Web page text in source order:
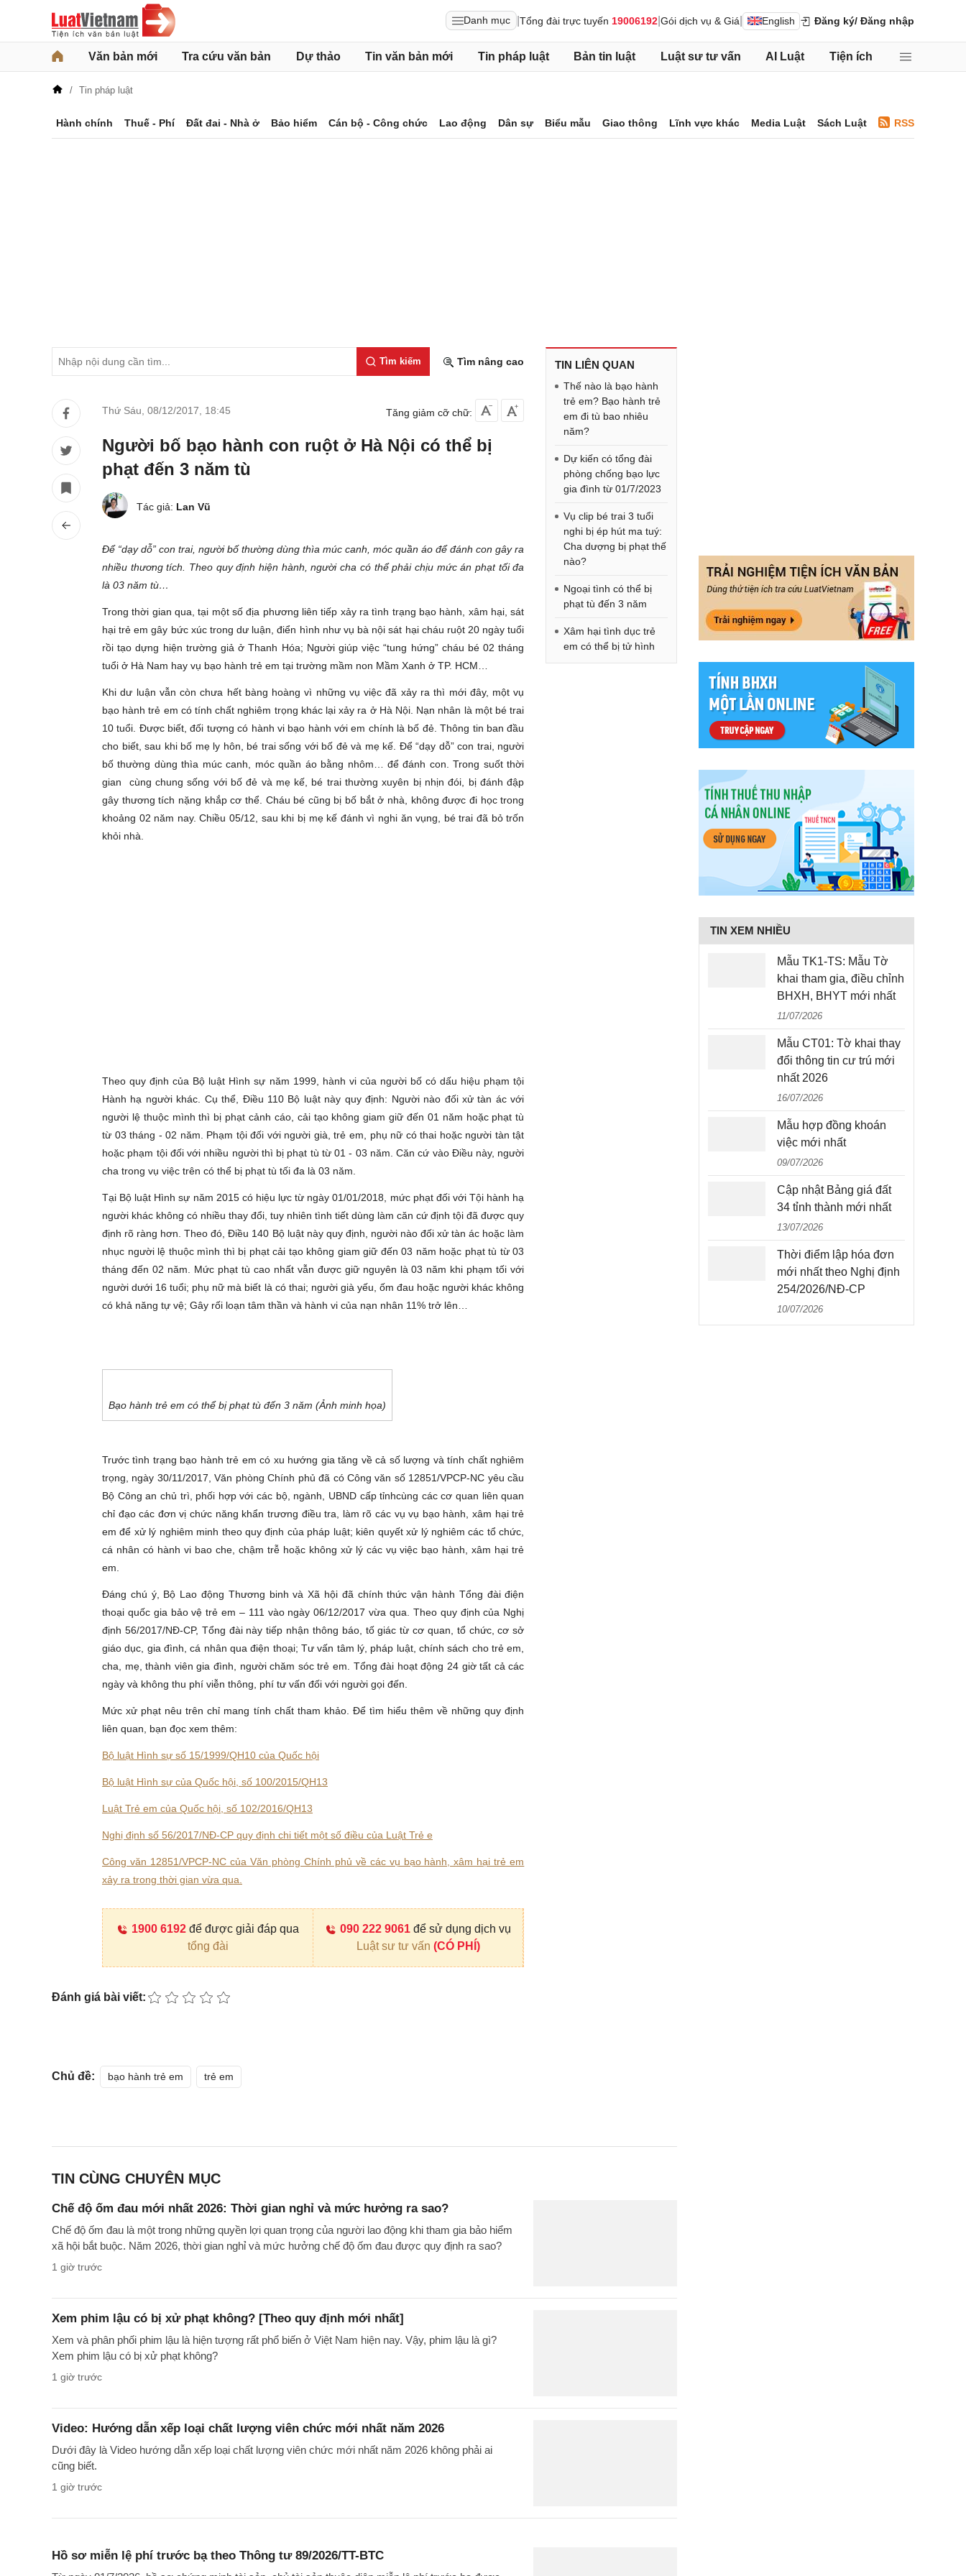
Danh mục Tổng đài trực tuyến 19006192 Gói dịch vụ & Giá English Đăng ký/ Đăng nhập
Văn bản mới Tra cứu văn bản Dự thảo Tin văn bản mới Tin pháp luật Bản tin luật Luật sư tư vấn AI Luật Tiện ích
Tin pháp luật
Hành chính Thuế - Phí Đất đai - Nhà ở Bảo hiểm Cán bộ - Công chức Lao động Dân sự Biểu mẫu Giao thông Lĩnh vực khác Media Luật Sách Luật RSS
Tìm kiếm Tìm nâng cao
Thứ Sáu, 08/12/2017 18:45 Tăng giảm cỡ chữ:
Người bố bạo hành con ruột ở Hà Nội có thể bị
phạt đến 3 năm tù
Tác giả: Lan Vũ
Để “dạy dỗ” con trai, người bố thường dùng thìa múc canh, móc quần áo để đánh con gây ra
nhiều thương tích. Theo quy định hiện hành, người cha có thể phải chịu mức án phạt tối đa
là 03 năm tù…
Trong thời gian qua, tại một số địa phương liên tiếp xảy ra tình trạng bạo hành, xâm hại, sát
hại trẻ em gây bức xúc trong dư luận, điển hình như vụ bà nội sát hại cháu ruột 20 ngày tuổi
rồi tạo dựng hiện trường giả ở Thanh Hóa; Người giúp việc “tung hứng” cháu bé 02 tháng
tuổi ở Hà Nam hay vụ bạo hành trẻ em tại trường mầm non Mầm Xanh ở TP. HCM…
Khi dư luận vẫn còn chưa hết bàng hoàng vì những vụ việc đã xảy ra thì mới đây, một vụ
bạo hành trẻ em có tính chất nghiêm trọng khác lại xảy ra ở Hà Nội. Nạn nhân là một bé trai
10 tuổi. Được biết, đối tượng có hành vi bạo hành với em chính là bố đẻ. Thông tin ban đầu
cho biết, sau khi bố mẹ ly hôn, bé trai sống với bố đẻ và mẹ kế. Để “dạy dỗ” con trai, người
bố thường dùng thìa múc canh, móc quần áo bằng nhôm… để đánh con. Trong suốt thời
gian cùng chung sống với bố đẻ và mẹ kế, bé trai thường xuyên bị nhịn đói, bị đánh đập
gây thương tích nặng khắp cơ thể. Cháu bé cũng bị bố bắt ở nhà, không được đi học trong
khoảng 02 năm nay. Chiều 05/12, sau khi bị mẹ kế đánh vì nghi ăn vụng, bé trai đã bỏ trốn
khỏi nhà.
Theo quy định của Bộ luật Hình sự năm 1999, hành vi của người bố có dấu hiệu phạm tội
Hành hạ người khác. Cụ thể, Điều 110 Bộ luật này quy định: Người nào đối xử tàn ác với
người lệ thuộc mình thì bị phạt cảnh cáo, cải tạo không giam giữ đến 01 năm hoặc phạt tù
từ 03 tháng - 02 năm. Phạm tội đối với người già, trẻ em, phụ nữ có thai hoặc người tàn tật
hoặc phạm tội đối với nhiều người thì bị phạt tù từ 01 - 03 năm. Căn cứ vào Điều này, người
cha trong vụ việc trên có thể bị phạt tù tối đa là 03 năm.
Tại Bộ luật Hình sự năm 2015 có hiệu lực từ ngày 01/01/2018, mức phạt đối với Tội hành hạ
người khác không có nhiều thay đổi, tuy nhiên tình tiết dùng làm căn cứ định tội đã được quy
định rõ ràng hơn. Theo đó, Điều 140 Bộ luật này quy định, người nào đối xử tàn ác hoặc làm
nhục người lệ thuộc mình thì bị phạt cải tạo không giam giữ đến 03 năm hoặc phạt tù từ 03
tháng đến 02 năm. Mức phạt tù cao nhất vẫn được giữ nguyên là 03 năm khi phạm tối với
người dưới 16 tuổi; phụ nữ mà biết là có thai; người già yếu, ốm đau hoặc người khác không
có khả năng tự vệ; Gây rối loạn tâm thần và hành vi của nạn nhân 11% trở lên…
Bạo hành trẻ em có thể bị phạt tù đến 3 năm (Ảnh minh họa)
Trước tình trạng bạo hành trẻ em có xu hướng gia tăng về cả số lượng và tính chất nghiêm
trọng, ngày 30/11/2017, Văn phòng Chính phủ đã có Công văn số 12851/VPCP-NC yêu cầu
Bộ Công an chủ trì, phối hợp với các bộ, ngành, UBND cấp tỉnhcùng các cơ quan liên quan
chỉ đạo các đơn vị chức năng khẩn trương điều tra, làm rõ các vụ vụ bạo hành, xâm hại trẻ
em để xử lý nghiêm minh theo quy định của pháp luật; kiên quyết xử lý nghiêm các tổ chức,
cá nhân có hành vi bao che, chậm trễ hoặc không xử lý các vụ việc bạo hành, xâm hại trẻ
em.
Đáng chú ý, Bộ Lao động Thương binh và Xã hội đã chính thức vận hành Tổng đài điện
thoại quốc gia bảo vệ trẻ em – 111 vào ngày 06/12/2017 vừa qua. Theo quy định của Nghị
định 56/2017/NĐ-CP, Tổng đài này tiếp nhận thông báo, tố giác từ cơ quan, tổ chức, cơ sở
giáo dục, gia đình, cá nhân qua điện thoại; Tư vấn tâm lý, pháp luật, chính sách cho trẻ em,
cha, mẹ, thành viên gia đình, người chăm sóc trẻ em. Tổng đài hoạt động 24 giờ tất cả các
ngày và không thu phí viễn thông, phí tư vấn đối với người gọi đến.
Mức xử phạt nêu trên chỉ mang tính chất tham khảo. Để tìm hiểu thêm về những quy định
liên quan, bạn đọc xem thêm:
Bộ luật Hình sự số 15/1999/QH10 của Quốc hội
Bộ luật Hình sự của Quốc hội, số 100/2015/QH13
Luật Trẻ em của Quốc hội, số 102/2016/QH13
Nghị định số 56/2017/NĐ-CP quy định chi tiết một số điều của Luật Trẻ e
Công văn 12851/VPCP-NC của Văn phòng Chính phủ về các vụ bạo hành, xâm hại trẻ em
xảy ra trong thời gian vừa qua.
1900 6192 để được giải đáp qua
tổng đài
090 222 9061 để sử dụng dịch vụ
Luật sư tư vấn (CÓ PHÍ)
Đánh giá bài viết:
Chủ đề: bạo hành trẻ em trẻ em
TIN LIÊN QUAN
Thế nào là bạo hành
trẻ em? Bạo hành trẻ
em đi tù bao nhiêu
năm?
Dự kiến có tổng đài
phòng chống bạo lực
gia đình từ 01/7/2023
Vụ clip bé trai 3 tuổi
nghi bị ép hút ma tuý:
Cha dượng bị phạt thế
nào?
Ngoại tình có thể bị
phạt tù đến 3 năm
Xâm hại tình dục trẻ
em có thể bị tử hình
TIN CÙNG CHUYÊN MỤC
Chế độ ốm đau mới nhất 2026: Thời gian nghỉ và mức hưởng ra sao?
Chế độ ốm đau là một trong những quyền lợi quan trọng của người lao động khi tham gia bảo hiểm
xã hội bắt buộc. Năm 2026, thời gian nghỉ và mức hưởng chế độ ốm đau được quy định ra sao?
1 giờ trước
Xem phim lậu có bị xử phạt không? [Theo quy định mới nhất]
Xem và phân phối phim lậu là hiện tượng rất phổ biến ở Việt Nam hiện nay. Vậy, phim lậu là gì?
Xem phim lậu có bị xử phạt không?
1 giờ trước
Video: Hướng dẫn xếp loại chất lượng viên chức mới nhất năm 2026
Dưới đây là Video hướng dẫn xếp loại chất lượng viên chức mới nhất năm 2026 không phải ai
cũng biết.
1 giờ trước
Hồ sơ miễn lệ phí trước bạ theo Thông tư 89/2026/TT-BTC
TIN XEM NHIỀU
Mẫu TK1-TS: Mẫu Tờ
khai tham gia, điều chỉnh
BHXH, BHYT mới nhất
11/07/2026
Mẫu CT01: Tờ khai thay
đổi thông tin cư trú mới
nhất 2026
16/07/2026
Mẫu hợp đồng khoán
việc mới nhất
09/07/2026
Cập nhật Bảng giá đất
34 tỉnh thành mới nhất
13/07/2026
Thời điểm lập hóa đơn
mới nhất theo Nghị định
254/2026/NĐ-CP
10/07/2026